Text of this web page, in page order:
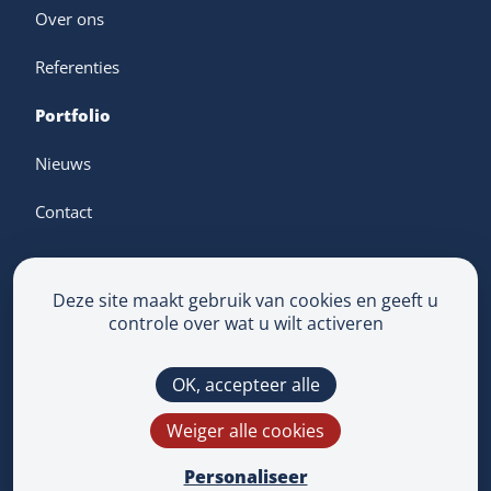
Over ons
Referenties
Portfolio
Nieuws
Contact
Algemene voorwaarden
Privacyverklaring
Multimedium
Deze site wordt beschermd door reCAPTCHA en
Privacybeleiden deServicevoorwaarden
Google zijn van toepassing.
Deze site maakt gebruik van cookies en geeft u
controle over wat u wilt activeren
OK, accepteer alle
Weiger alle cookies
Personaliseer